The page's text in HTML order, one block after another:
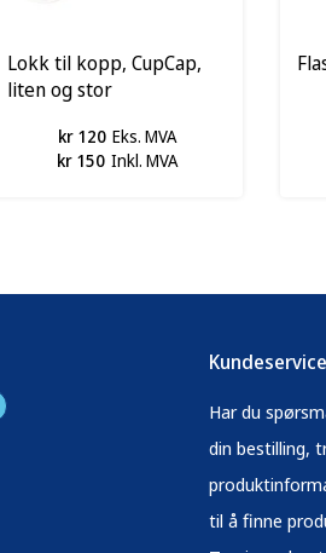
Lokk til kopp, CupCap,
liten og stor
kr 120 Eks. MVA
kr 150 Inkl. MVA
Kundeservice
Har du
din bestilling,
til å finne